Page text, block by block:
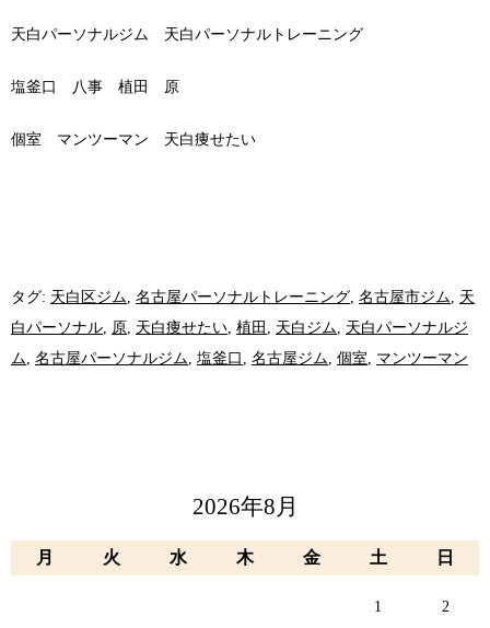
天白パーソナルジム 天白パーソナルトレーニング
塩釜口 八事 植田 原
個室 マンツーマン 天白痩せたい
タグ: 天白区ジム 名古屋パーソナルトレーニング 名古屋市ジム
天
白パーソナル
原 天白痩せたい 植田 天白ジム
天白パーソナルジ
ム 名古屋パーソナルジム 塩釜口 名古屋ジム 個室 マンツーマン
2026年8月
月 火 水 木 金 土 日
1 2